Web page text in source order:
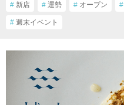
# 新店 # 運勢 # オープン #
# 週末イベント